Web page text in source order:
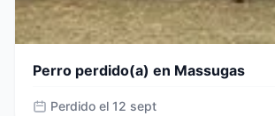
Perro perdido(a) en Massugas
Perdido el 12 sept